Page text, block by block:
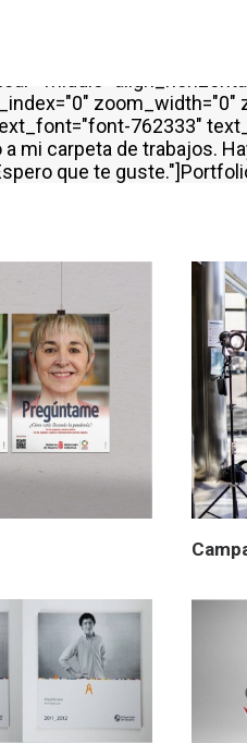
overlay_alpha="50"
zoom_width="0"
762333"
mi carpeta de trabajos.
que te